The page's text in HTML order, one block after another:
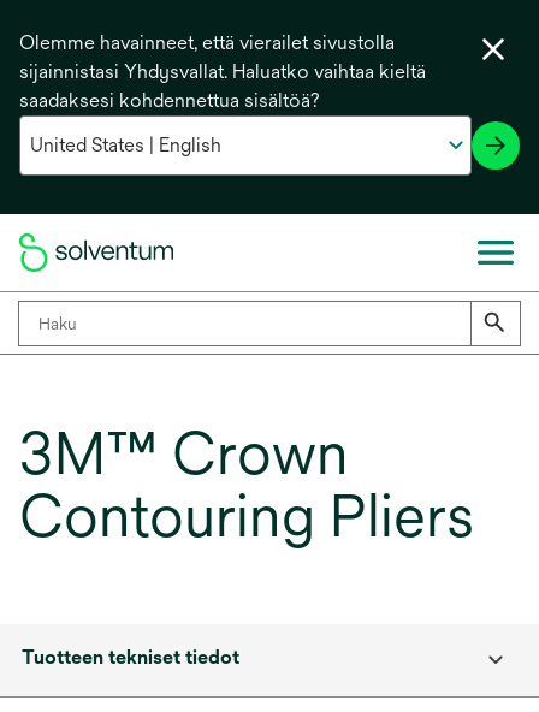
Olemme havainneet, että vierailet sivustolla
sijainnistasi Yhdysvallat. Haluatko vaihtaa kieltä
saadaksesi kohdennettua sisältöä?
3M™ Crown
Contouring Pliers
Tuotteen tekniset tiedot